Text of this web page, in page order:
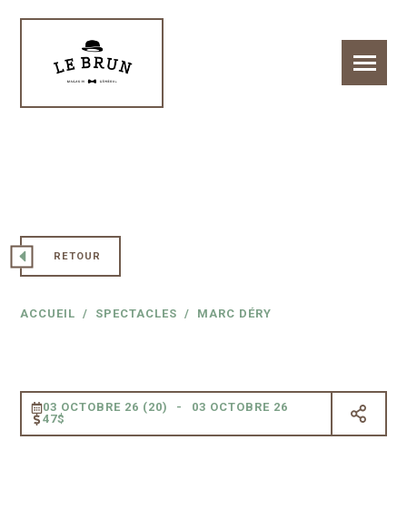
RETOUR
ACCUEIL SPECTACLES MARC DÉRY
03 OCTOBRE 26 (20)
03 OCTOBRE 26
47$